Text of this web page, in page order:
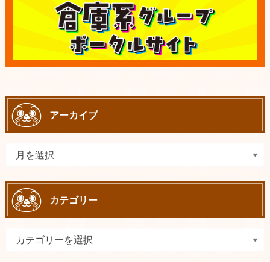
アーカイブ
カテゴリー